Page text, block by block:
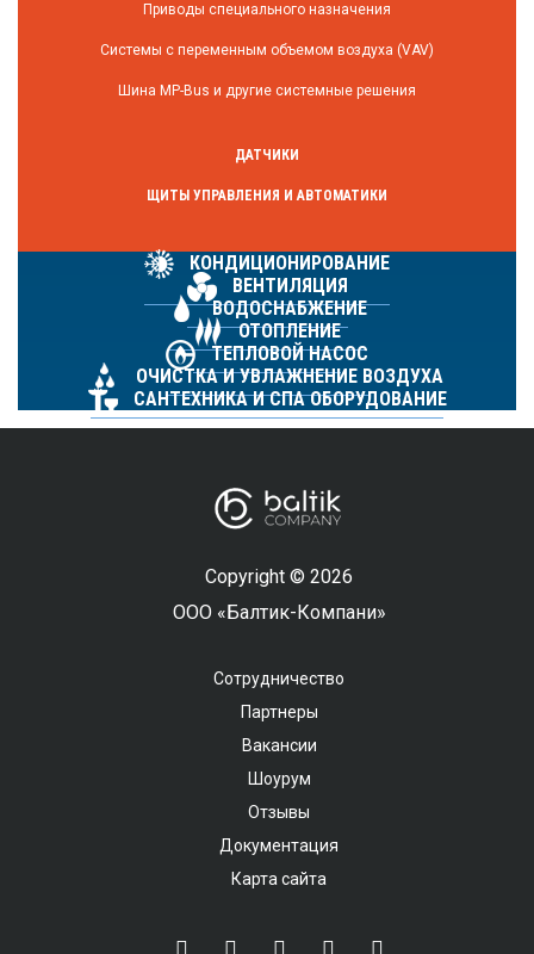
Приводы специального назначения
Системы с переменным объемом воздуха (VAV)
Шина MP-Bus и другие системные решения
ДАТЧИКИ
ЩИТЫ УПРАВЛЕНИЯ И АВТОМАТИКИ
КОНДИЦИОНИРОВАНИЕ
ВЕНТИЛЯЦИЯ
ВОДОСНАБЖЕНИЕ
ОТОПЛЕНИЕ
ТЕПЛОВОЙ НАСОС
ОЧИСТКА И УВЛАЖНЕНИЕ ВОЗДУХА
САНТЕХНИКА И СПА ОБОРУДОВАНИЕ
Copyright © 2026
ООО «Балтик-Компани»
Сотрудничество
Партнеры
Вакансии
Шоурум
Отзывы
Документация
Карта сайта